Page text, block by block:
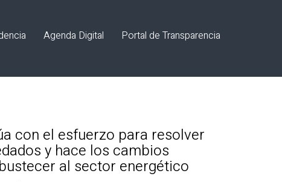
Agenda Digital Portal de Transparencia
con el esfuerzo para resolver
y hace los cambios
al sector energético